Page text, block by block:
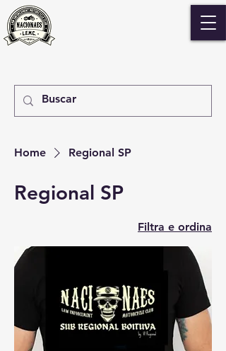
Home Regional SP
Regional SP
Filtra e ordina